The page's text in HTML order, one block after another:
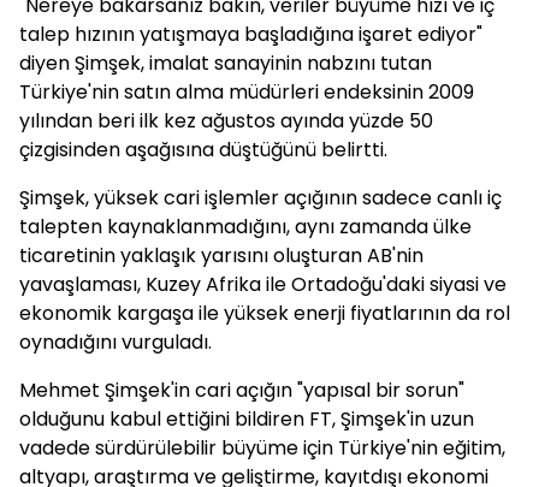
talep hızının yatışmaya başladığına işaret ediyor"
diyen Şimşek, imalat sanayinin nabzını tutan
Türkiye'nin satın alma müdürleri endeksinin 2009
yılından beri ilk kez ağustos ayında yüzde 50
çizgisinden aşağısına düştüğünü belirtti.
Şimşek, yüksek cari işlemler açığının sadece canlı iç
talepten kaynaklanmadığını, aynı zamanda ülke
ticaretinin yaklaşık yarısını oluşturan AB'nin
yavaşlaması, Kuzey Afrika ile Ortadoğu'daki siyasi ve
ekonomik kargaşa ile yüksek enerji fiyatlarının da rol
oynadığını vurguladı.
Mehmet Şimşek'in cari açığın "yapısal bir sorun"
olduğunu kabul ettiğini bildiren FT, Şimşek'in uzun
vadede sürdürülebilir büyüme için Türkiye'nin eğitim,
altyapı, araştırma ve geliştirme, kayıtdışı ekonomi